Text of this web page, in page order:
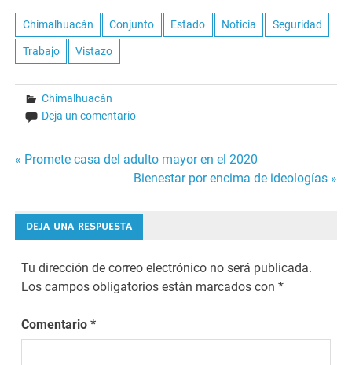
Chimalhuacán Conjunto Estado Noticia Seguridad
Trabajo Vistazo
Chimalhuacán
Deja un comentario
Navegación
entradas
« Promete casa del adulto mayor en el 2020
Bienestar por encima de ideologías »
DEJA UNA RESPUESTA
Tu dirección de correo electrónico no será publicada.
Los campos obligatorios están marcados con*
Comentario*